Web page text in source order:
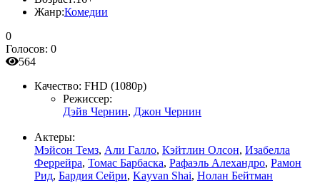
Жанр:Комедии
0
Голосов: 0
564
Качество: FHD (1080p)
Режиссер:
Дэйв Чернин, Джон Чернин
Актеры:
Мэйсон Темз, Али Галло, Кэйтлин Олсон, Изабелла
Феррейра, Томас Барбаска, Рафаэль Алехандро, Рамон
Рид, Бардия Сейри, Kayvan Shai, Нолан Бейтман